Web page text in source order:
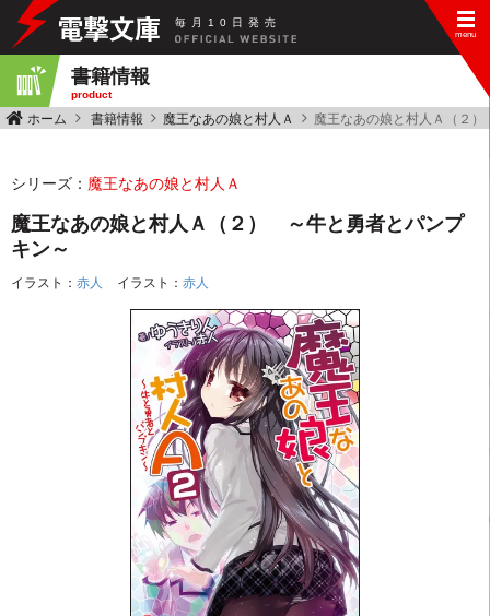
毎 月 10 日 発 売
書籍情報
product
ホーム 書籍情報 魔王なあの娘と村人Ａ 魔王なあの娘と村人Ａ（２
シリーズ： 魔王なあの娘と村人Ａ
魔王なあの娘と村人Ａ（２） ～牛と勇者とパンプ
キン～
イラスト： 赤人 イラスト： 赤人